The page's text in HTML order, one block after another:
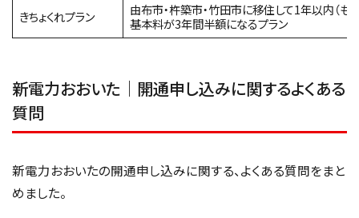
きちょくれプラン
由布市・杵築市・竹田市に移住して1年以内（も
基本料が3年間半額になるプラン
新電力おおいた｜開通申し込みに関するよくある
質問
新電力おおいたの開通申し込みに関する、よくある質問をまと
めました。